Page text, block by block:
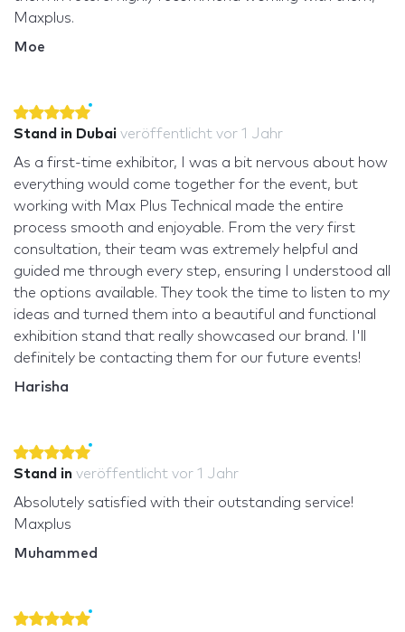
Maxplus.
Moe
Stand in Dubai veröffentlicht vor 1 Jahr
As a first-time exhibitor, I was a bit nervous about how
everything would come together for the event, but
working with Max Plus Technical made the entire
process smooth and enjoyable. From the very first
consultation, their team was extremely helpful and
guided me through every step, ensuring I understood all
the options available. They took the time to listen to my
ideas and turned them into a beautiful and functional
exhibition stand that really showcased our brand. I'll
definitely be contacting them for our future events!
Harisha
Stand in veröffentlicht vor 1 Jahr
Absolutely satisfied with their outstanding service!
Maxplus
Muhammed